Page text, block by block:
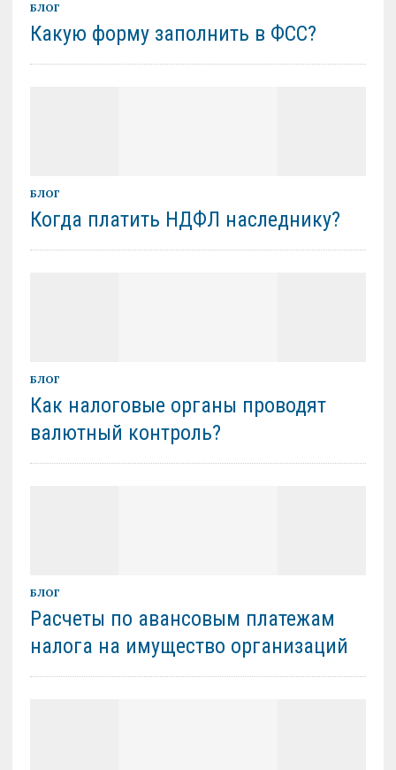
БЛОГ
Какую форму заполнить в ФСС?
БЛОГ
Когда платить НДФЛ наследнику?
БЛОГ
Как налоговые органы проводят
валютный контроль?
БЛОГ
Расчеты по авансовым платежам
налога на имущество организаций